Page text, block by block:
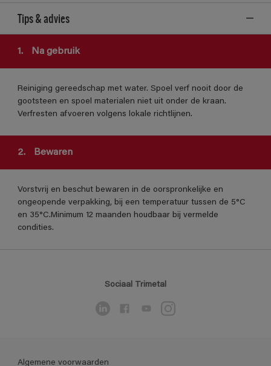
Tips & advies
1. Na gebruik
Reiniging gereedschap met water. Spoel verf nooit door de
gootsteen en spoel materialen niet uit onder de kraan.
Verfresten afvoeren volgens lokale richtlijnen.
2. Bewaren
Vorstvrij en beschut bewaren in de oorspronkelijke en
ongeopende verpakking, bij een temperatuur tussen de 5°C
en 35°C.Minimum 12 maanden houdbaar bij vermelde
condities.
Sociaal Trimetal
Algemene voorwaarden